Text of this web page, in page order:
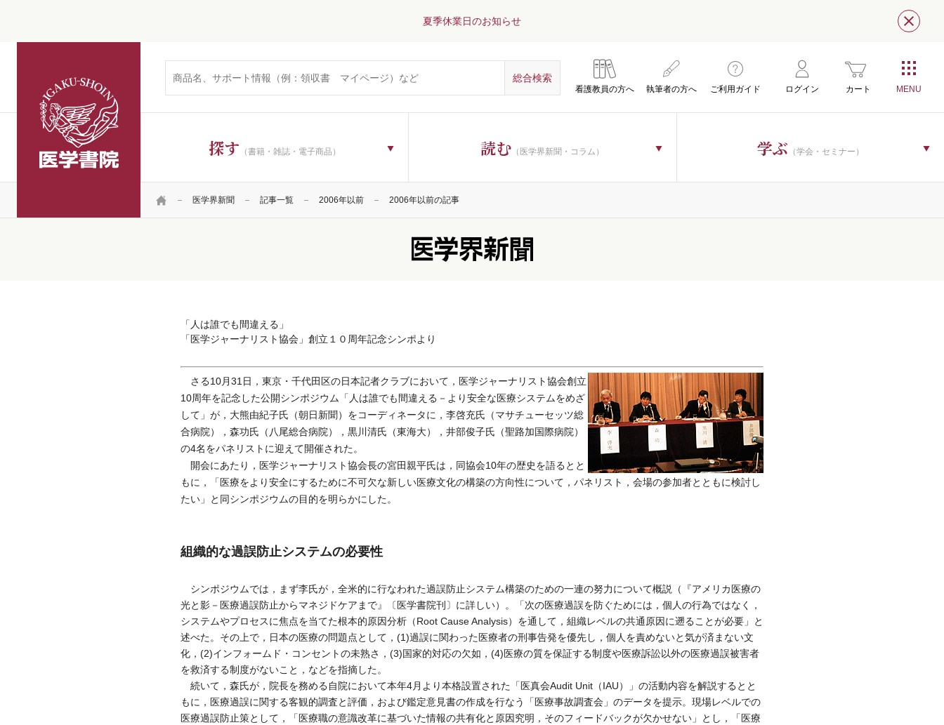
夏季休業日のお知らせ 閉じ
看護教員の方へ 執筆者の方へ ご利用ガイド ログイン カート
探す （書籍・雑誌・電子商品） 読む （医学界新聞・コラム） 学ぶ （学会・セミナー）
HOME 医学界新聞 記事一覧 2006年以前 2006年以前の記事
「人は誰でも間違える」
「医学ジャーナリスト協会」創立１０周年記念シンポより
さる10月31日，東京・千代田区の日本記者クラブにおいて，医学ジャーナリスト協会創立
10周年を記念した公開シンポジウム「人は誰でも間違える－より安全な医療システムをめざ
して」が，大熊由紀子氏（朝日新聞）をコーディネータに，李啓充氏（マサチューセッツ総
合病院），森功氏（八尾総合病院），黒川清氏（東海大），井部俊子氏（聖路加国際病院）
の4名をパネリストに迎えて開催された。
開会にあたり，医学ジャーナリスト協会長の宮田親平氏は，同協会10年の歴史を語るとと
もに，「医療をより安全にするために不可欠な新しい医療文化の構築の方向性について，パネリスト，会場の参加者とともに検討し
たい」と同シンポジウムの目的を明らかにした。
組織的な過誤防止システムの必要性
シンポジウムでは，まず李氏が，全米的に行なわれた過誤防止システム構築のための一連の努力について概説（『アメリカ医療の
光と影－医療過誤防止からマネジドケアまで』〔医学書院刊〕に詳しい）。「次の医療過誤を防ぐためには，個人の行為ではなく，
システムやプロセスに焦点を当てた根本的原因分析（Root Cause Analysis）を通して，組織レベルの共通原因に遡ることが必要」と
述べた。その上で，日本の医療の問題点として，(1)過誤に関わった医療者の刑事告発を優先し，個人を責めないと気が済まない文
化，(2)インフォームド・コンセントの未熟さ，(3)国家的対応の欠如，(4)医療の質を保証する制度や医療訴訟以外の医療過誤被害者
を救済する制度がないこと，などを指摘した。
続いて，森氏が，院長を務める自院において本年4月より本格設置された「医真会Audit Unit（IAU）」の活動内容を解説するとと
もに，医療過誤に関する客観的調査と評価，および鑑定意見書の作成を行なう「医療事故調査会」のデータを提示。現場レベルでの
医療過誤防止策として，「医療職の意識改革に基づいた情報の共有化と原因究明，そのフィードバックが欠かせない」とし，「医療